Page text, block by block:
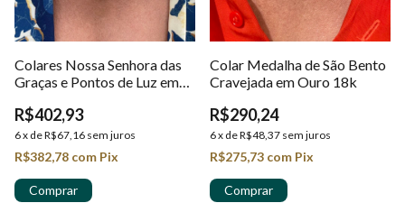
Colares Nossa Senhora das
Graças e Pontos de Luz em
R$402,93
6x deR$67,16 sem juros
R$382,78 com Pix
Colar Medalha de São Bento
Cravejada em Ouro 18k
R$290,24
6x deR$48,37 sem juros
R$275,73 com Pix